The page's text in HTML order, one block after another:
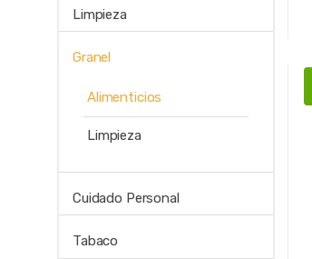
Limpieza
Granel
Alimenticios
Limpieza
Cuidado Personal
Tabaco